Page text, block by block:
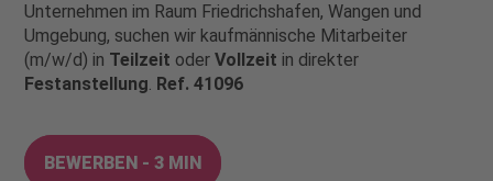
Unternehmen im Raum Friedrichshafen, Wangen und
Umgebung, suchen wir kaufmännische Mitarbeiter
(m/w/d) in Teilzeit oderVollzeit in direkter
Festanstellung. Ref. 41096
BEWERBEN - 3 MIN